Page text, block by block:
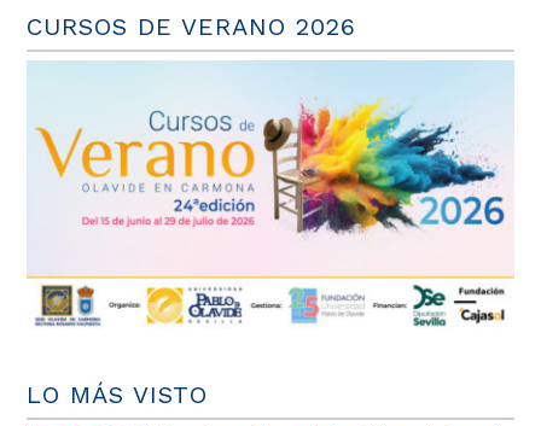
CURSOS DE VERANO 2026
LO MÁS VISTO